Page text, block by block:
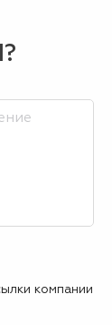
компании